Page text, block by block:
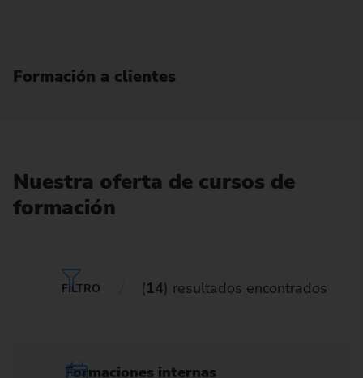
Formación a clientes
Nuestra oferta de cursos de
formación
FILTRO (14) resultados encontrados
Formaciones internas